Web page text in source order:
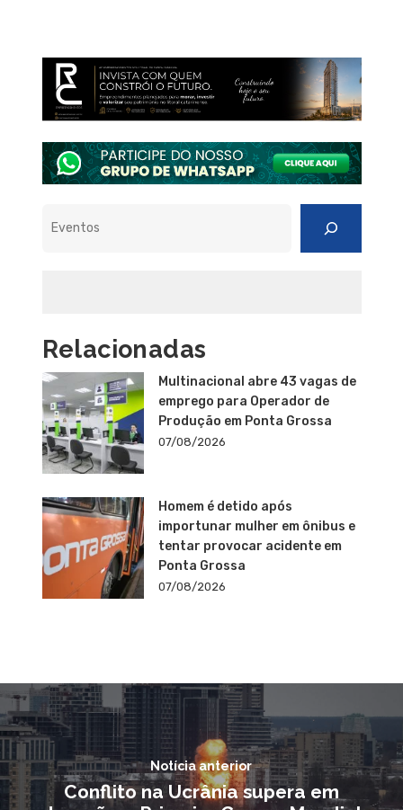
Relacionadas
Multinacional abre 43 vagas de
emprego para Operador de
Produção em Ponta Grossa
07/08/2026
Homem é detido após
importunar mulher em ônibus e
tentar provocar acidente em
Ponta Grossa
07/08/2026
Notícia anterior
Conflito na Ucrânia supera em